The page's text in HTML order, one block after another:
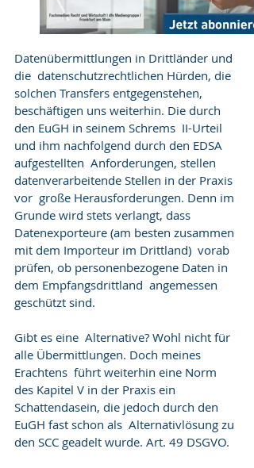
Datenübermittlungen in Drittländer und
die  datenschutzrechtlichen Hürden, die
solchen Transfers entgegenstehen,
beschäftigen uns weiterhin. Die durch
den EuGH in seinem Schrems  II-Urteil
und ihm nachfolgend durch den EDSA
aufgestellten  Anforderungen, stellen
datenverarbeitende Stellen in der Praxis
vor  große Herausforderungen. Denn im
Grunde wird stets verlangt, dass
Datenexporteure (am besten zusammen
mit dem Importeur im Drittland)  vorab
prüfen, ob personenbezogene Daten in
dem Empfangsdrittland  angemessen
geschützt sind.
Gibt es eine  Alternative? Wohl nicht für
alle Übermittlungen. Doch meines
Erachtens  führt weiterhin eine Norm
des Kapitel V in der Praxis ein
Schattendasein, die jedoch durch den
EuGH fast schon als  Alternativlösung zu
den SCC geadelt wurde. Art. 49 DSGVO.